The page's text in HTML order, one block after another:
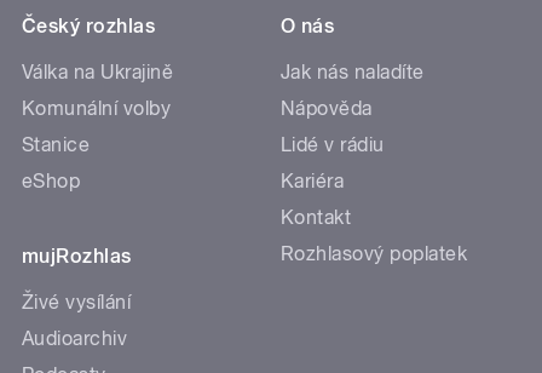
Český rozhlas
Válka na Ukrajině
Komunální volby
Stanice
eShop
mujRozhlas
Živé vysílání
Audioarchiv
O nás
Jak nás naladíte
Nápověda
Lidé v rádiu
Kariéra
Kontakt
Rozhlasový poplatek